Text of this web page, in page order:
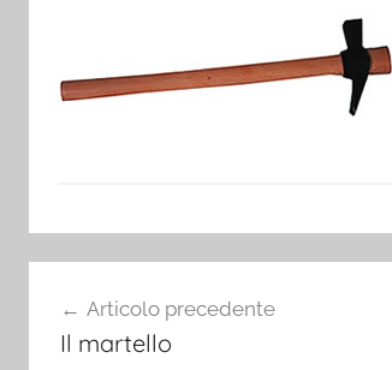
articoli
Articolo precedente
Il martello